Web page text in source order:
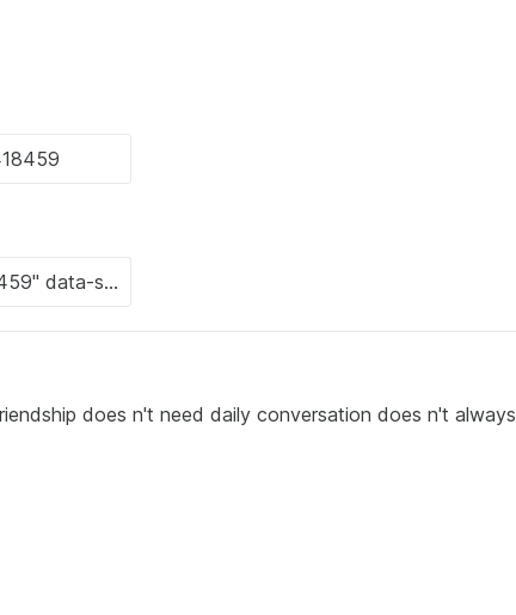
does n't need daily conversation does n't always